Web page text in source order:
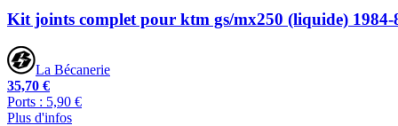
Kit joints complet pour ktm gs/mx250 (liquide) 1984-
La Bécanerie
35,70 €
Ports : 5,90 €
Plus d'infos